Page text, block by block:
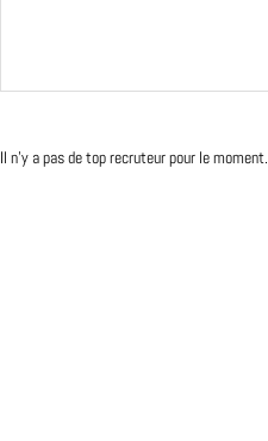
Il n'y a pas de top recruteur pour le moment.